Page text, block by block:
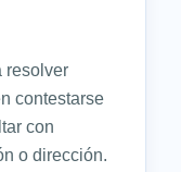
resolver
contestarse
con
o dirección.